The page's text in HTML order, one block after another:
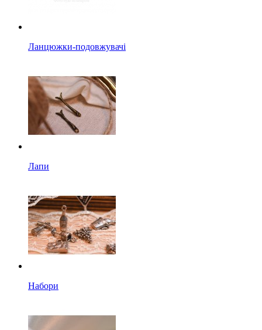
Ланцюжки-подовжувачі
Лапи
Набори